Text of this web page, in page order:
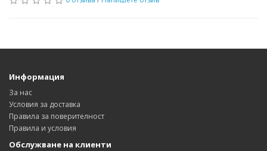
Информация
За нас
Условия за доставка
Правила за поверителност
Правила и условия
Обслужване на клиенти